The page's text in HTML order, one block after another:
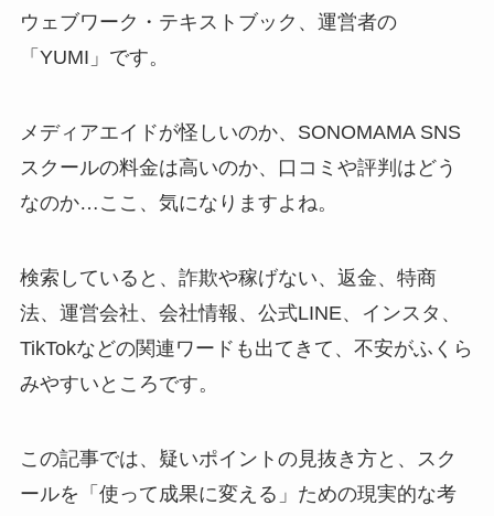
ウェブワーク・テキストブック、運営者の
「YUMI」です。
メディアエイドが怪しいのか、SONOMAMA SNS
スクールの料金は高いのか、口コミや評判はどう
なのか…ここ、気になりますよね。
検索していると、詐欺や稼げない、返金、特商
法、運営会社、会社情報、公式LINE、インスタ、
TikTokなどの関連ワードも出てきて、不安がふくら
みやすいところです。
この記事では、疑いポイントの見抜き方と、スク
ールを「使って成果に変える」ための現実的な考